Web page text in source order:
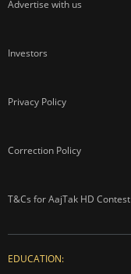
Advertise with us
Investors
Privacy Policy
Correction Policy
T&Cs for AajTak HD Contest
EDUCATION: